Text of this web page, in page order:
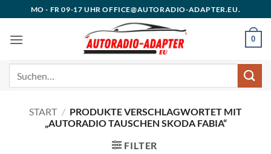
Inhalt
springen
MO - FR 09-17 UHR OFFICE@AUTORADIO-ADAPTER.EU.
0
START / PRODUKTE VERSCHLAGWORTET MIT
„AUTORADIO TAUSCHEN SKODA FABIA“
FILTER